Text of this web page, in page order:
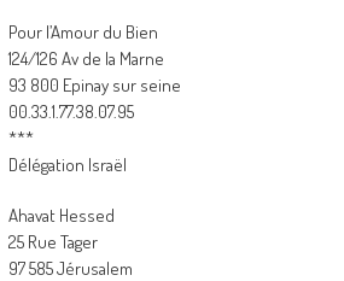
Pour l’Amour du Bien
124/126 Av de la Marne
93 800 Epinay sur seine
00.33.1.77.38.07.95
***
Délégation Israël
Ahavat Hessed
25 Rue Tager
97 585 Jérusalem